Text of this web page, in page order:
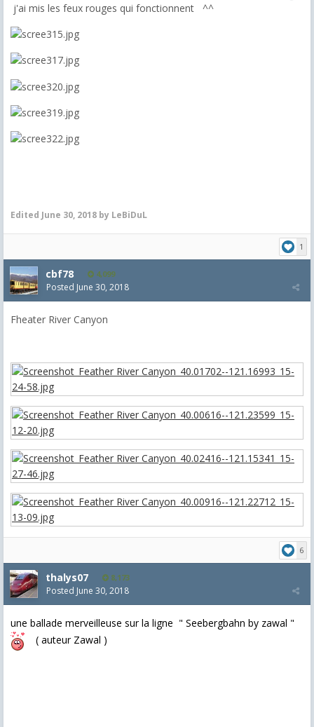
j'ai mis les feux rouges qui fonctionnent ^^
Edited June 30, 2018 by LeBiDuL
1
cbf78 4,099
Posted June 30, 2018
Fheater River Canyon
6
thalys07 8,173
Posted June 30, 2018
une ballade merveilleuse sur la ligne " Seebergbahn by zawal "
( auteur Zawal )